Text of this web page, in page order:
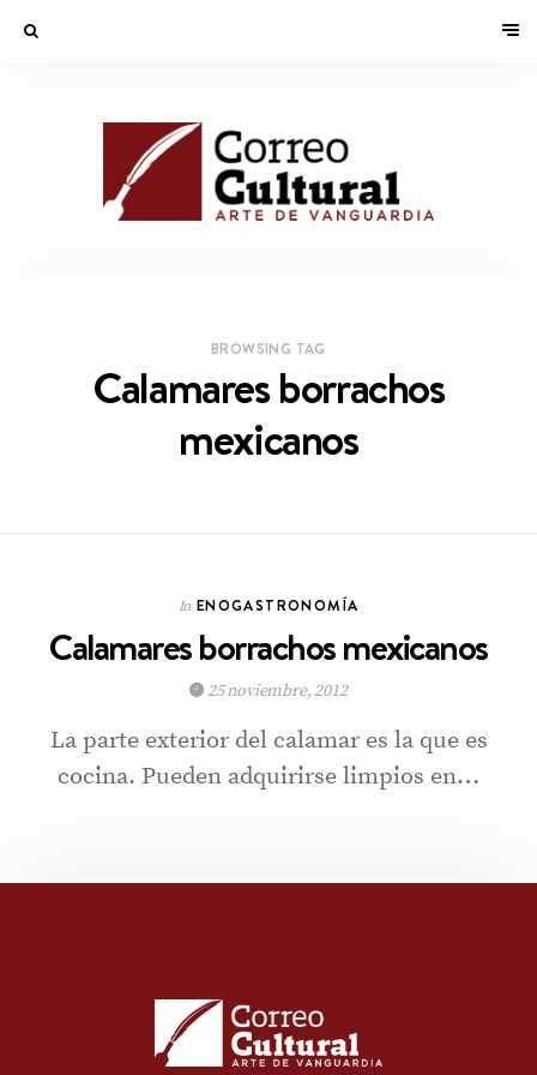
BROWSING TAG
Calamares borrachos
mexicanos
In ENOGASTRONOMÍA
Calamares borrachos mexicanos
25 noviembre, 2012
La parte exterior del calamar es la que es
cocina. Pueden adquirirse limpios en…